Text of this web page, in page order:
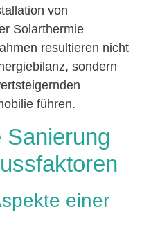
von
Solarthermie
resultieren nicht
sondern
führen.
Sanierung
einer